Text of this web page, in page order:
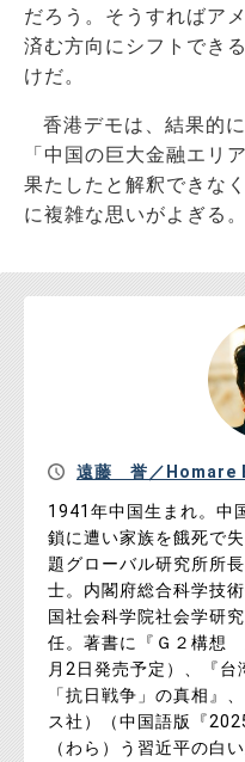
だろう。そうすればア
済む方向にシフトでき
けだ。
香港デモは、結果的
「中国の巨大金融エリ
果たしたと解釈できな
に複雑な思いがよぎる。
遠藤 誉／Homare
1941年中国生まれ。中
鎖に遭い家族を餓死で
題グローバル研究所所
士。内閣府総合科学技
国社会科学院社会学研
任。著書に『Ｇ２構想
月2日発売予定）、『台
「抗日戦争」の真相』
ス社）（中国語版『
（わら）う習近平の白